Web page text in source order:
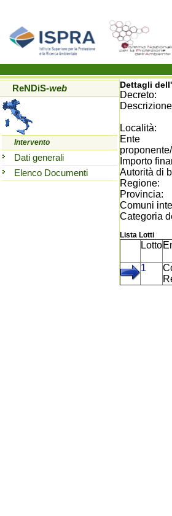
ReNDiS-web
Intervento
Dati generali
Elenco Documenti
Dettagli
Decreto:
Località:
Ente
Importo
Autorità di
Regione:
Provincia:
Comuni
Categoria
Lista Lotti
Lotto
1